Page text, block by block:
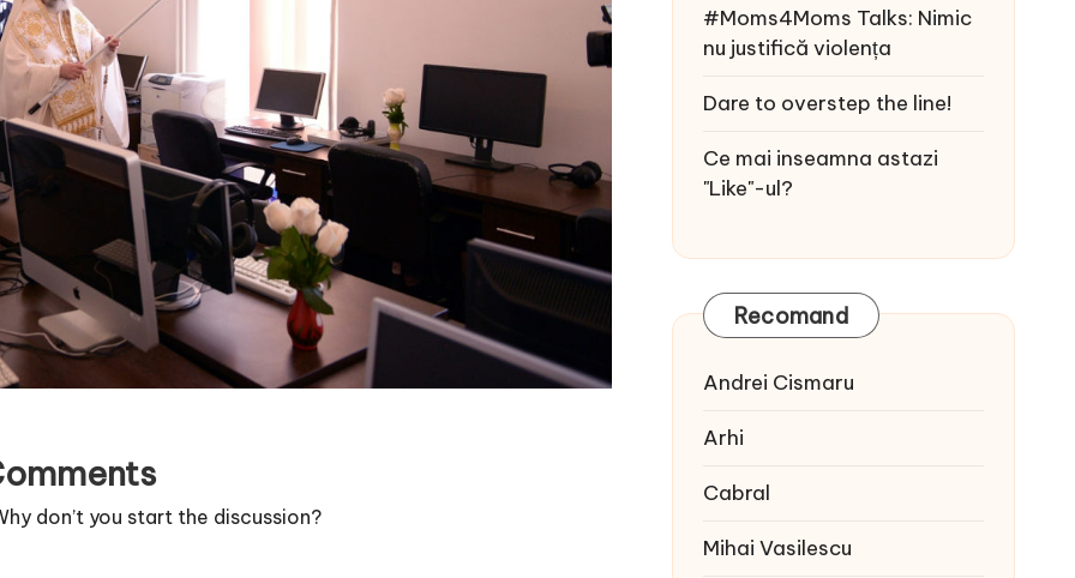
don’t you start the discussion?
#Moms4Moms Talks: Nimic
nu justifică violența
Dare to overstep the line!
Ce mai inseamna astazi
"Like"-ul?
Recomand
Andrei Cismaru
Arhi
Cabral
Mihai Vasilescu